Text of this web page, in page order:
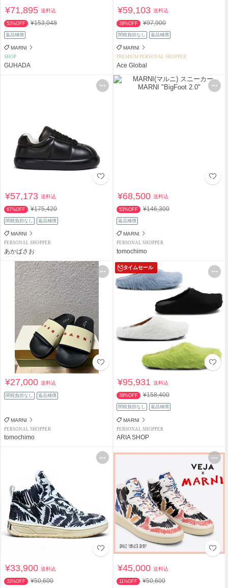
¥71,895送料込
53%OFF ¥153,048
返品補償
MARNI
SHOP
GUHADA
¥59,103送料込
39%OFF ¥97,900
関税負担なし 返品補償
MARNI
PREMIUM PERSONAL SHOPPER
Ace Global
¥57,173送料込
67%OFF ¥175,420
関税負担なし 返品補償
MARNI
PERSONAL SHOPPER
あかばさお
¥68,500送料込
53%OFF ¥146,300
返品補償
MARNI
PERSONAL SHOPPER
tomochimo
¥27,000送料込
関税負担なし 返品補償
MARNI
PERSONAL SHOPPER
tomochimo
タイムセール
¥95,931送料込
39%OFF ¥158,400
関税負担なし 返品補償
MARNI
PERSONAL SHOPPER
ARIA SHOP
¥33,900送料込
33%OFF ¥50,600
¥45,000送料込
11%OFF ¥50,600